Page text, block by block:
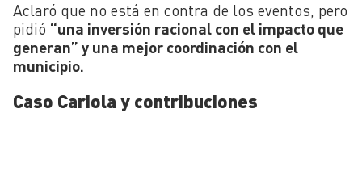
Aclaró que no está en contra de los eventos, pero
pidió “una inversión racional con el impacto que
generan” y una mejor coordinación con el
municipio.
Caso Cariola y contribuciones